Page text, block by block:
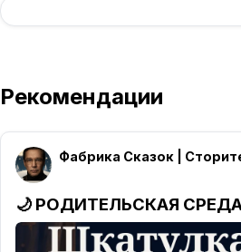
Рекомендации
🌙 РОДИТЕЛЬСКАЯ